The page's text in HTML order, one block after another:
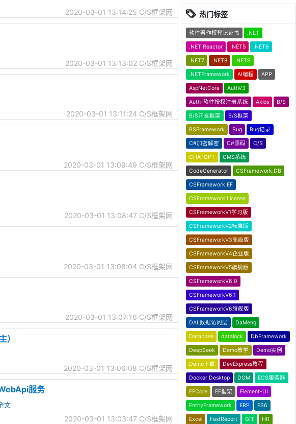
2020-03-01 13:14:25 C/S框架网
2020-03-01 13:13:02 C/S框架网
2020-03-01 13:11:24 C/S框架网
2020-03-01 13:09:49 C/S框架网
2020-03-01 13:08:47 C/S框架网
2020-03-01 13:08:04 C/S框架网
2020-03-01 13:07:16 C/S框架网
）
2020-03-01 13:06:08 C/S框架网
服务
文
2020-03-01 13:03:47 C/S框架网
热门标签
软件著作权登记证书 .NET
.NET Reactor .NET5 .NET6
.NET7 .NET8 .NET9
.NETFramework AI编程 APP
AspNetCore AuthV3
Auth-软件授权注册系统 Axios B/S
B/S开发框架 B/S框架
BSFramework Bug Bug记录
C#加密解密 C#源码 C/S
CHATGPT CMS系统
CodeGenerator CSFramework.DB
CSFramework.EF
CSFramework.License
CSFrameworkV1学习版
CSFrameworkV2标准版
CSFrameworkV3高级版
CSFrameworkV4企业版
CSFrameworkV5旗舰版
CSFrameworkV6.0
CSFrameworkV6.1
CSFrameworkV6旗舰版
DAL数据访问层 DaMeng
Database datalock DbFramework
DeepSeek Demo教学 Demo实例
Demo下载 DevExpress教程
Docker Desktop DOM ECS服务器
EFCore EF框架 Element-UI
EntityFramework ERP ES6
Excel FastReport GIT HR